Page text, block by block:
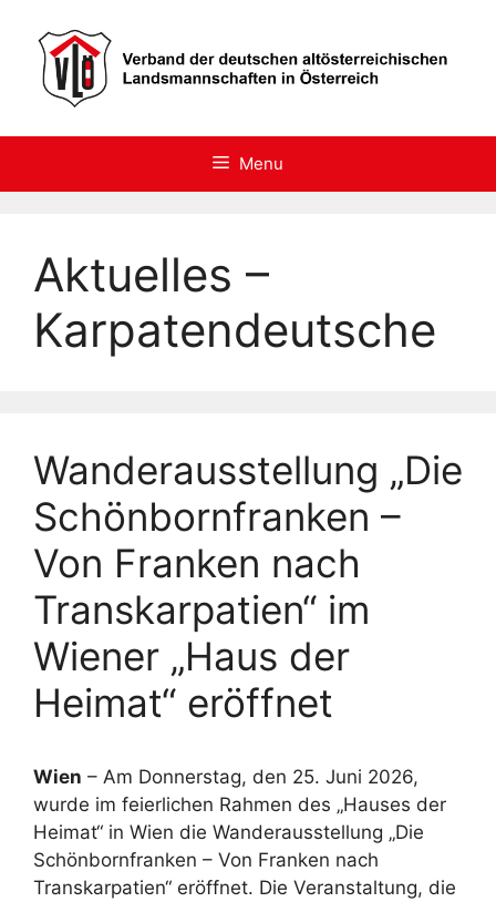
content
Menu
Aktuelles –
Karpatendeutsche
Wanderausstellung „Die
Schönbornfranken –
Von Franken nach
Transkarpatien“ im
Wiener „Haus der
Heimat“ eröffnet
Wien – Am Donnerstag, den 25. Juni 2026,
wurde im feierlichen Rahmen des „Hauses der
Heimat“ in Wien die Wanderausstellung „Die
Schönbornfranken – Von Franken nach
Transkarpatien“ eröffnet. Die Veranstaltung, die